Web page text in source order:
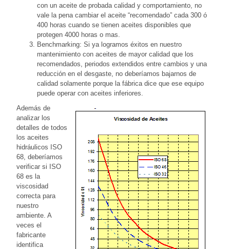
con un aceite de probada calidad y comportamiento, no
vale la pena cambiar el aceite “recomendado” cada 300 ó
400 horas cuando se tienen aceites disponibles que
protegen 4000 horas o mas.
Benchmarking: Si ya logramos éxitos en nuestro
mantenimiento con aceites de mayor calidad que los
recomendados, periodos extendidos entre cambios y una
reducción en el desgaste, no deberíamos bajarnos de
calidad solamente porque la fábrica dice que ese equipo
puede operar con aceites inferiores.
Además de
analizar los
detalles de todos
los aceites
hidráulicos ISO
68, deberíamos
verificar si ISO
68 es la
viscosidad
correcta para
nuestro
ambiente. A
veces el
fabricante
identifica